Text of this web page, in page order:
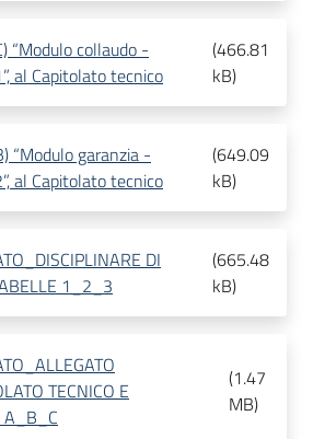
“Modulo collaudo -
al Capitolato tecnico
(466.81
kB)
“Modulo garanzia -
al Capitolato tecnico
(649.09
kB)
DI
1_2_3
(665.48
kB)
TECNICO E
A_B_C
(1.47
MB)